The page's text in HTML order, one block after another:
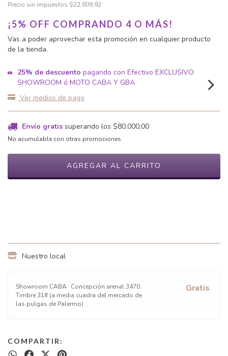
Precio sin impuestos $22.809,92
¡5% OFF COMPRANDO 4 O MÁS!
Vas a poder aprovechar esta promoción en cualquier producto
de la tienda.
25% de descuento pagando con Efectivo EXCLUSIVO
SHOWROOM ó MOTO CABA Y GBA
Ver medios de pago
Envío gratis superando los $80.000,00
No acumulable con otras promociones
Nuestro local
Showroom CABA Concepción arenal 3470.
Timbre 31# (a media cuadra del mercado de
las pulgas de Palermo)
Gratis
COMPARTIR: